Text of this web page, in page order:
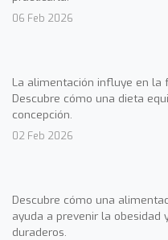
06 Feb 2026
La alimentación influye en la
Descubre cómo una dieta
concepción.
02 Feb 2026
Descubre cómo una
ayuda a prevenir la obesidad
duraderos.